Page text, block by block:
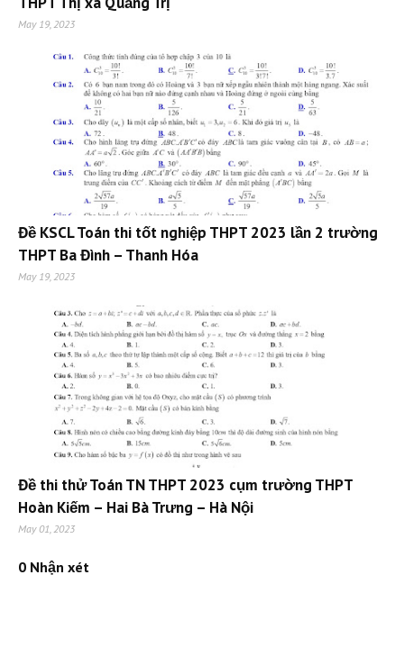
May 19, 2023
Đề KSCL Toán thi tốt nghiệp THPT 2023 lần 2 trường
THPT Ba Đình – Thanh Hóa
May 19, 2023
Đề thi thử Toán TN THPT 2023 cụm trường THPT
Hoàn Kiếm – Hai Bà Trưng – Hà Nội
May 01, 2023
0 Nhận xét